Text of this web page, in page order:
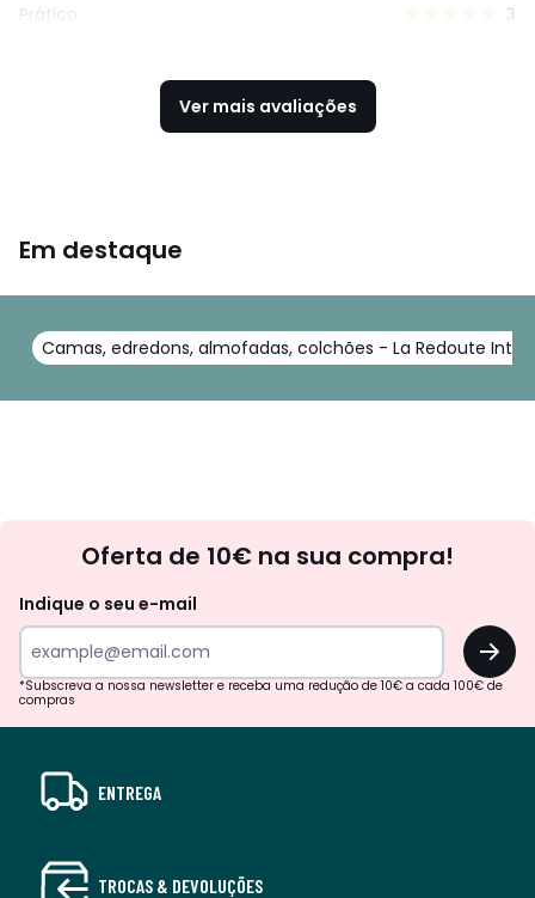
Prático 3
Ver mais avaliações
Em destaque
Camas, edredons, almofadas, colchões - La Redoute
Oferta de 10€ na sua compra!
Indique o seu e-mail
OK
*Subscreva a nossa newsletter e receba uma redução de 10€ a cada 100€ de
compras
ENTREGA
TROCAS & DEVOLUÇÕES